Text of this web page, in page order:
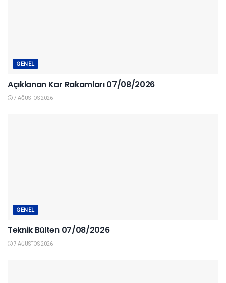
GENEL
Açıklanan Kar Rakamları 07/08/2026
7 AĞUSTOS 2026
GENEL
Teknik Bülten 07/08/2026
7 AĞUSTOS 2026